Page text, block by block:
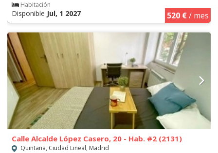
Habitación
Disponible Jul, 1 2027 520 €/ mes
Calle Alcalde López Casero, 20 - Hab. #2 (2131)
Quintana, Ciudad Lineal, Madrid